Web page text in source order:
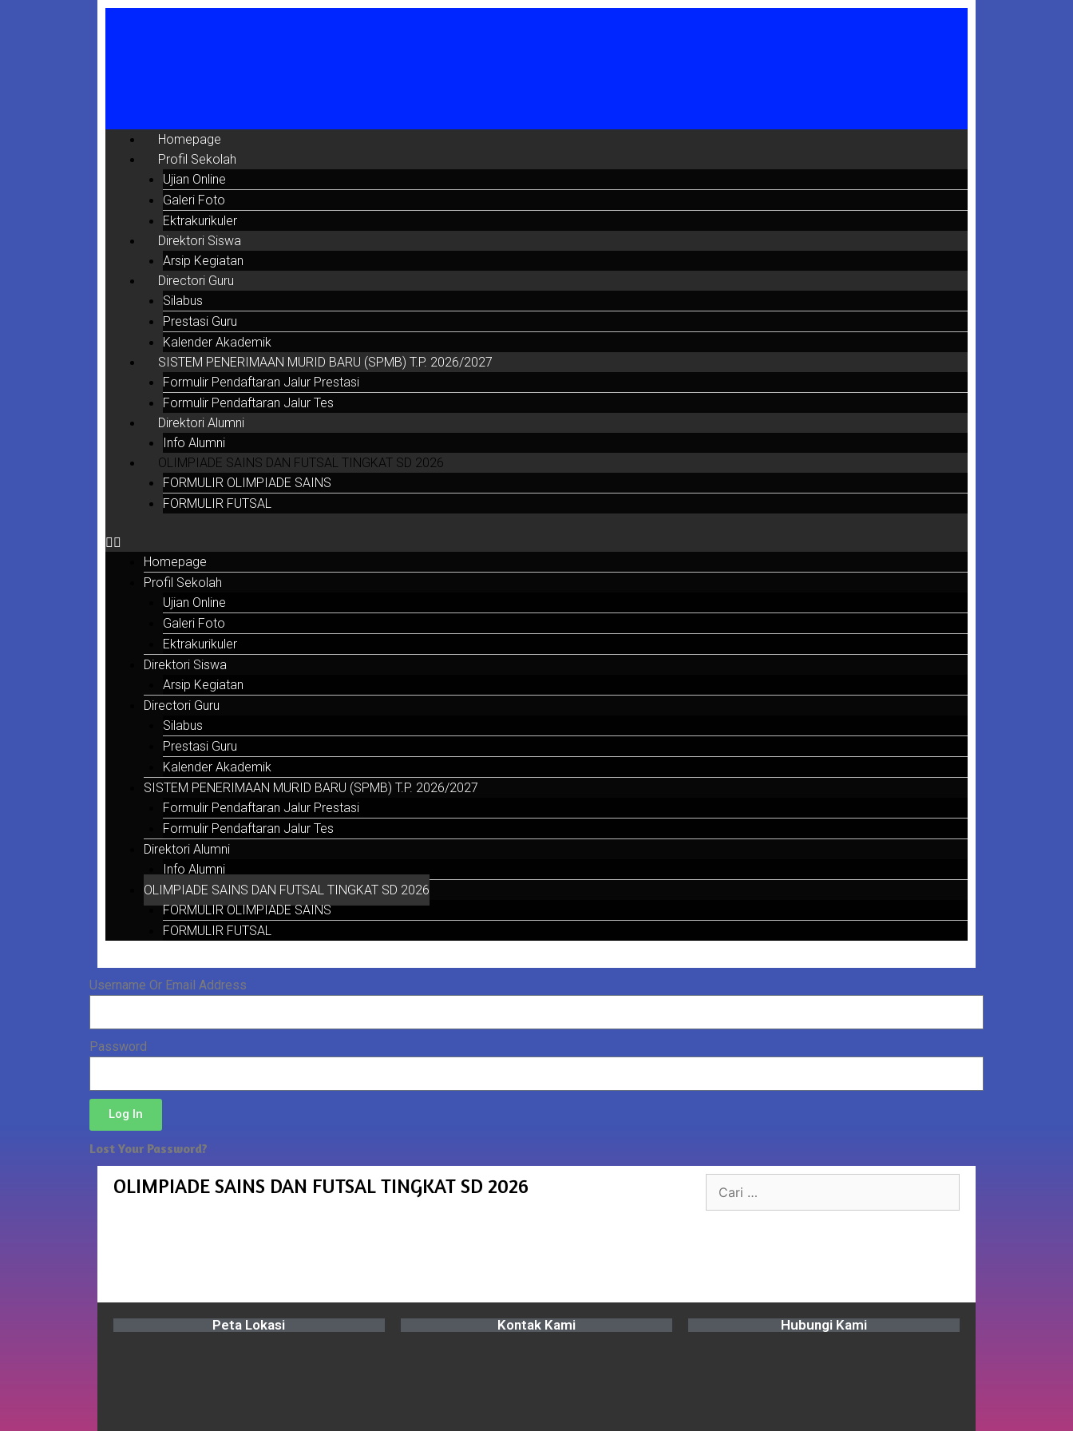
Homepage
Profil Sekolah
Ujian Online
Galeri Foto
Ektrakurikuler
Direktori Siswa
Arsip Kegiatan
Directori Guru
Silabus
Prestasi Guru
Kalender Akademik
SISTEM PENERIMAAN MURID BARU (SPMB) T.P. 2026/2027
Formulir Pendaftaran Jalur Prestasi
Formulir Pendaftaran Jalur Tes
Direktori Alumni
Info Alumni
OLIMPIADE SAINS DAN FUTSAL TINGKAT SD 2026
FORMULIR OLIMPIADE SAINS
FORMULIR FUTSAL
Homepage
Profil Sekolah
Ujian Online
Galeri Foto
Ektrakurikuler
Direktori Siswa
Arsip Kegiatan
Directori Guru
Silabus
Prestasi Guru
Kalender Akademik
SISTEM PENERIMAAN MURID BARU (SPMB) T.P. 2026/2027
Formulir Pendaftaran Jalur Prestasi
Formulir Pendaftaran Jalur Tes
Direktori Alumni
Info Alumni
OLIMPIADE SAINS DAN FUTSAL TINGKAT SD 2026
FORMULIR OLIMPIADE SAINS
FORMULIR FUTSAL
Username Or Email Address
Password
Log In
Lost Your Password?
OLIMPIADE SAINS DAN FUTSAL TINGKAT SD 2026
Peta Lokasi Kontak Kami Hubungi Kami